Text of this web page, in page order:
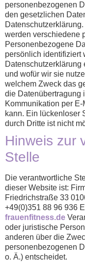
personenbezogenen
den gesetzlichen
werden verschiedene
Personenbezogene
persönlich identifiziert
Datenschutzerklärung
und wofür wir sie
welchem Zweck das
die Datenübertragung
Kommunikation per
kann. Ein lückenloser
durch Dritte ist nicht
Hinweis zur
Stelle
Die verantwortliche
dieser Website ist:
Friedrichstraße 33
+49(0)351 88 96 936
frauenfitness.de
oder juristische
anderen über die
personenbezogenen
o. Ä.) entscheidet.